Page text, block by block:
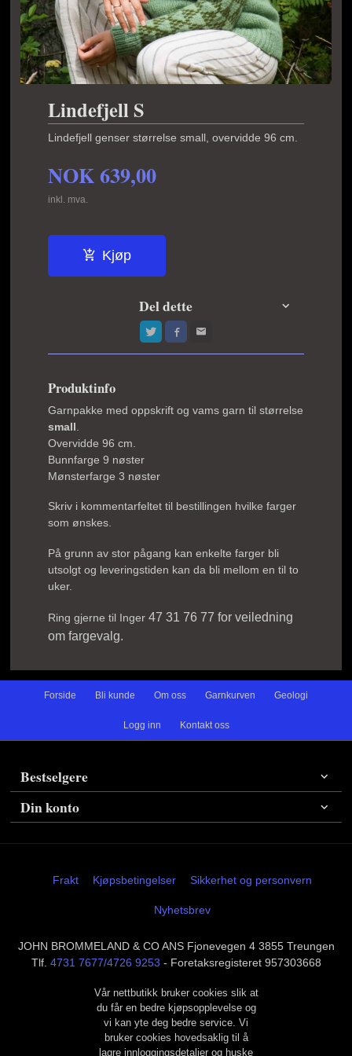
Lindefjell S
Lindefjell genser størrelse small, overvidde 96 cm.
NOK639,00
inkl. mva.
Kjøp
Del dette
Produktinfo
Garnpakke med oppskrift og vams garn til størrelse
small
Overvidde 96 cm.
Bunnfarge 9 nøster
Mønsterfarge 3 nøster
Skriv i kommentarfeltet til bestillingen hvilke farger
som ønskes.
På grunn av stor pågang kan enkelte farger bli
utsolgt og leveringstiden kan da bli mellom en til to
uker.
Ring gjerne til Inger 47 31 76 77 for veiledning
om fargevalg.
Forside Bli kunde Om oss Garnkurven Geologi
Logg inn Kontakt oss
Bestselgere
Din konto
Frakt Kjøpsbetingelser Sikkerhet og personvern
Nyhetsbrev
JOHN BROMMELAND & CO ANS Fjonevegen 4 3855 Treungen
Tlf. 4731 7677/4726 9253 - Foretaksregisteret 957303668
Vår nettbutikk bruker cookies slik at
du får en bedre kjøpsopplevelse og
vi kan yte deg bedre service. Vi
bruker cookies hovedsaklig til å
lagre innloggingsdetaljer og huske